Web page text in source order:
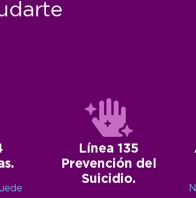
Línea 135
Prevención del
Suicidio.